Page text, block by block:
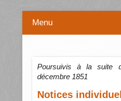
Menu
Poursuivis à la suite
décembre 1851
Notices